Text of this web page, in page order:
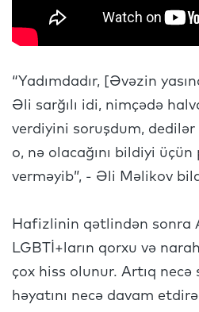
“Yadımdadır, [Əvəzin
Əli sarğılı idi, nimçədə
verdiyini soruşdum, dedilər
o, nə olacağını bildiyi üçün
verməyib”, - Əli Məlikov
Hafizlinin qətlindən sonra
LGBTİ+ların qorxu və
çox hiss olunur. Artıq necə
həyatını necə davam